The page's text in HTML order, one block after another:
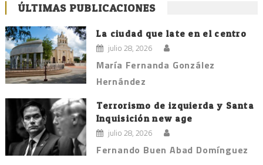
ÚLTIMAS PUBLICACIONES
La ciudad que late en el centro
julio 28, 2026
María Fernanda González
Hernández
Terrorismo de izquierda y Santa
Inquisición new age
julio 28, 2026
Fernando Buen Abad Domínguez